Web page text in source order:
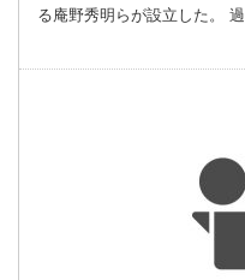
る庵野秀明らが設立した。